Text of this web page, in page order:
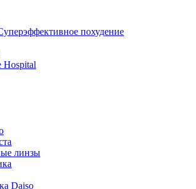
похудение
Hospital
линзы
Daiso